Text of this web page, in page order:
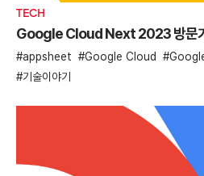
TECH
Google Cloud Next 2023 방문
appsheet Google Cloud
기술이야기